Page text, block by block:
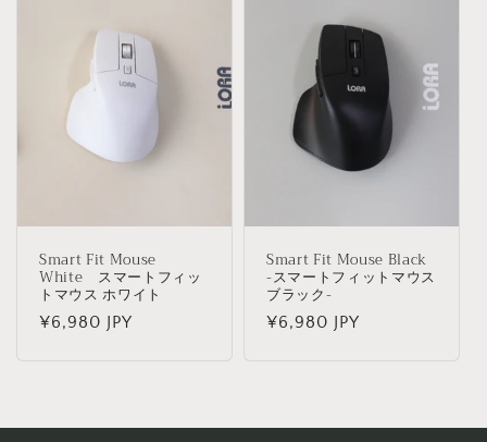
Smart Fit Mouse
White スマートフィッ
トマウス ホワイト
通
¥6,980 JPY
Smart Fit Mouse Black
-スマートフィットマウス
ブラック-
通
¥6,980 JPY